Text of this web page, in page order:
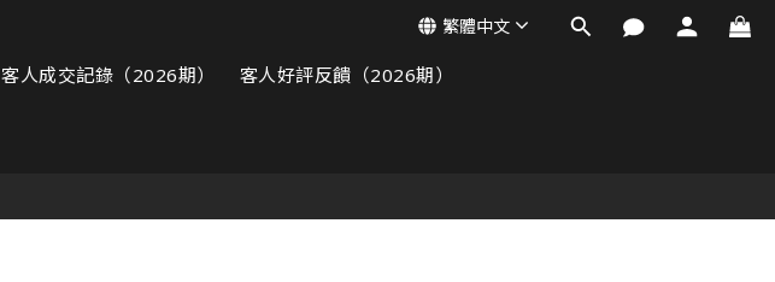
客人成交記錄（2026期） 客人好評反饋（2026期）
繁體中文